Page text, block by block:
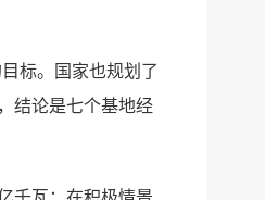
标。国家也规划了
结论是七个基地经